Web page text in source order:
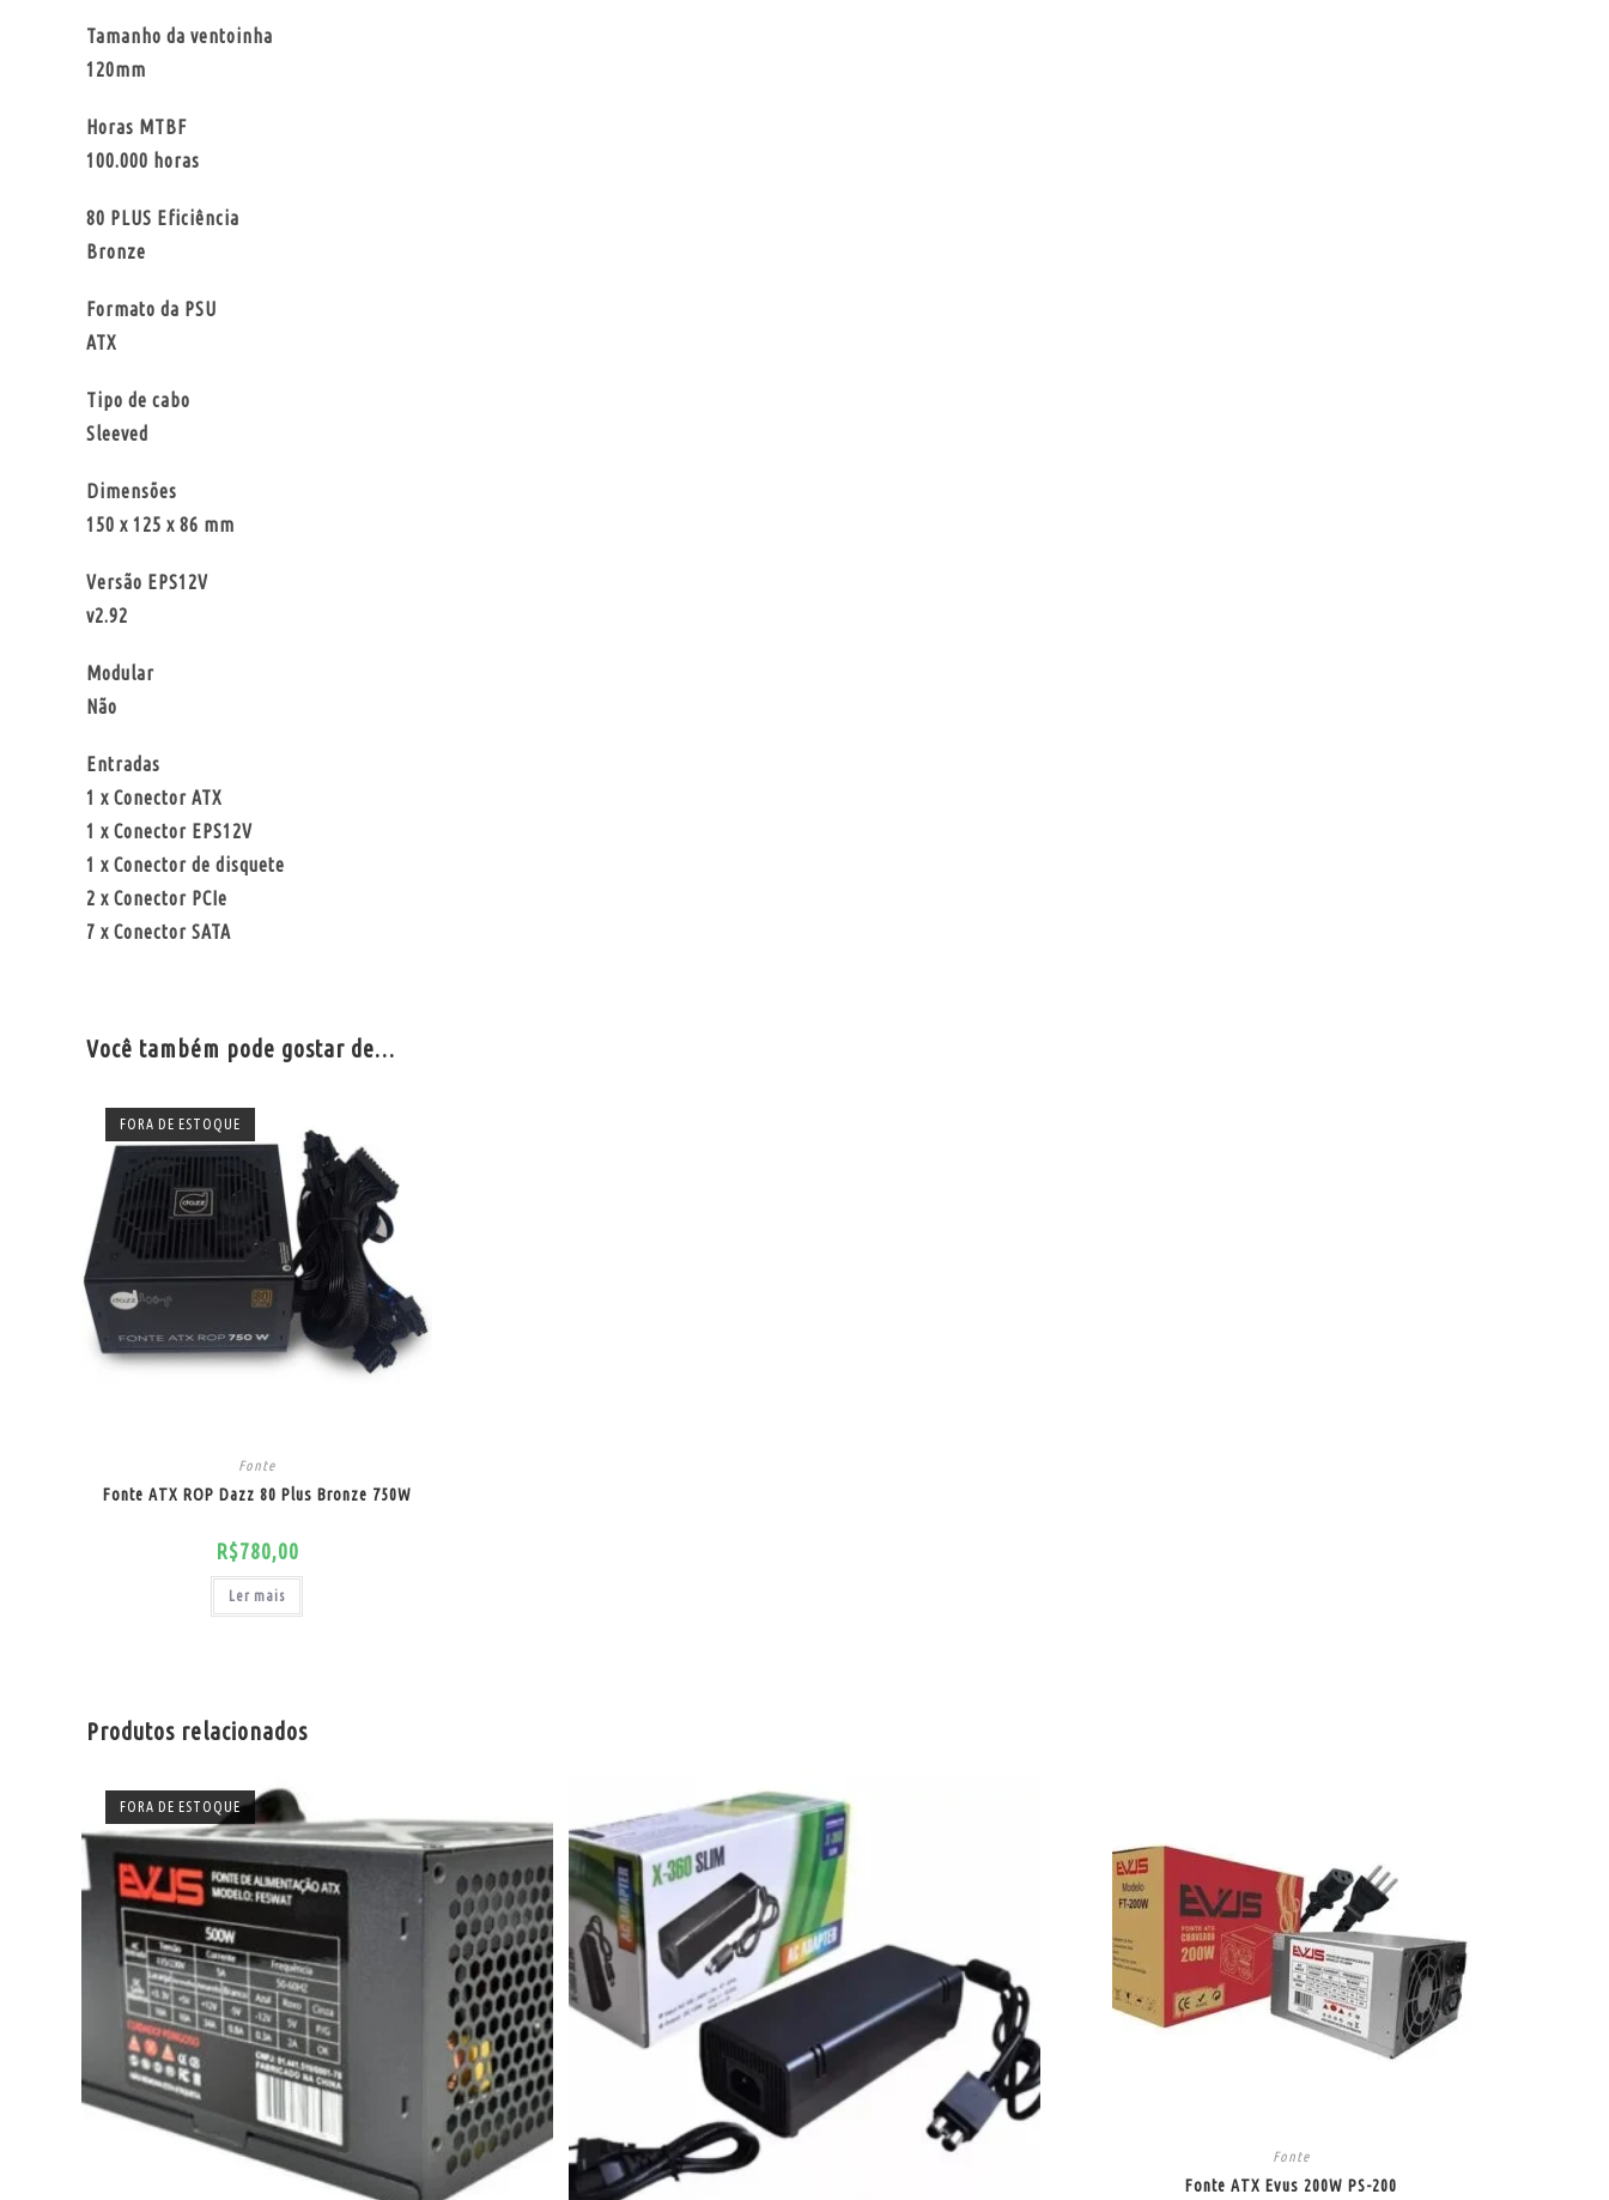
Tamanho da ventoinha
120mm
Horas MTBF
100.000 horas
80 PLUS Eficiência
Bronze
Formato da PSU
ATX
Tipo de cabo
Sleeved
Dimensões
150 x 125 x 86 mm
Versão EPS12V
v2.92
Modular
Não
Entradas
1 x Conector ATX
1 x Conector EPS12V
1 x Conector de disquete
2 x Conector PCIe
7 x Conector SATA
Você também pode gostar de…
FORA DE ESTOQUE
Fonte
Fonte ATX ROP Dazz 80 Plus Bronze 750W
R$780,00
Ler mais
Produtos relacionados
FORA DE ESTOQUE
Fonte
Fonte ATX Evus 200W PS-200